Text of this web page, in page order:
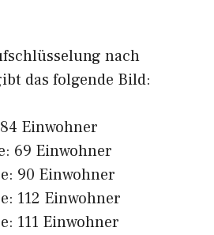
nach
das folgende Bild:
Einwohner
69 Einwohner
90 Einwohner
112 Einwohner
111 Einwohner